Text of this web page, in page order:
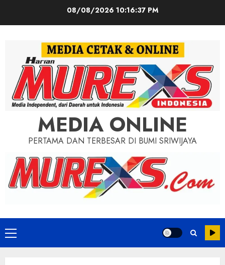
08/08/2026 10:16:39 PM
MEDIA ONLINE
PERTAMA DAN TERBESAR DI BUMI SRIWIJAYA
Primary
Menu